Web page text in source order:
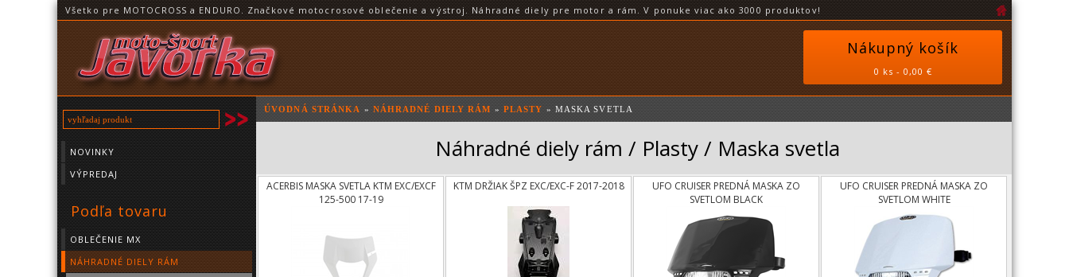
Všetko pre MOTOCROSS a ENDURO. Značkové motocrosové oblečenie a výstroj. Náhradné diely pre motor a rám. V ponuke viac ako 3000 produktov!
Nákupný košík
0 ks - 0,00 €
NOVINKY
VÝPREDAJ
Podľa tovaru
OBLEČENIE MX
NÁHRADNÉ DIELY RÁM
ÚVODNÁ STRÁNKA » NÁHRADNÉ DIELY RÁM » PLASTY » MASKA SVETLA
Náhradné diely rám / Plasty / Maska svetla
ACERBIS MASKA SVETLA KTM EXC/EXCF
125-500 17-19
KTM DRŽIAK ŠPZ EXC/EXC-F 2017-2018
UFO CRUISER PREDNÁ MASKA ZO
SVETLOM BLACK
UFO CRUISER PREDNÁ MASKA ZO
SVETLOM WHITE